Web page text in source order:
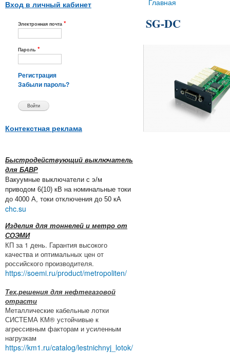
Вход в личный кабинет
Электронная почта *
Пароль *
Регистрация
Забыли пароль?
Контекстная реклама
Быстродействующий выключатель
для БАВР
Вакуумные выключатели с э/м
приводом 6(10) кВ на номинальные токи
до 4000 А, токи отключения до 50 кА
chc.su
Изделия для тоннелей и метро от
СОЭМИ
КП за 1 день. Гарантия высокого
качества и оптимальных цен от
российского производителя.
https://soemi.ru/product/metropoliten/
Тех.решения для нефтегазовой
отрасти
Металлические кабельные лотки
СИСТЕМА КМ® устойчивые к
агрессивным факторам и усиленным
нагрузкам
https://km1.ru/catalog/lestnichnyj_lotok/
Вы здесь
Главная
SG-DC